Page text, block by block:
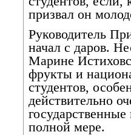
призвал он
Руководитель
начал с даров.
Марине
фрукты и
студентов,
действительно
полной мере.